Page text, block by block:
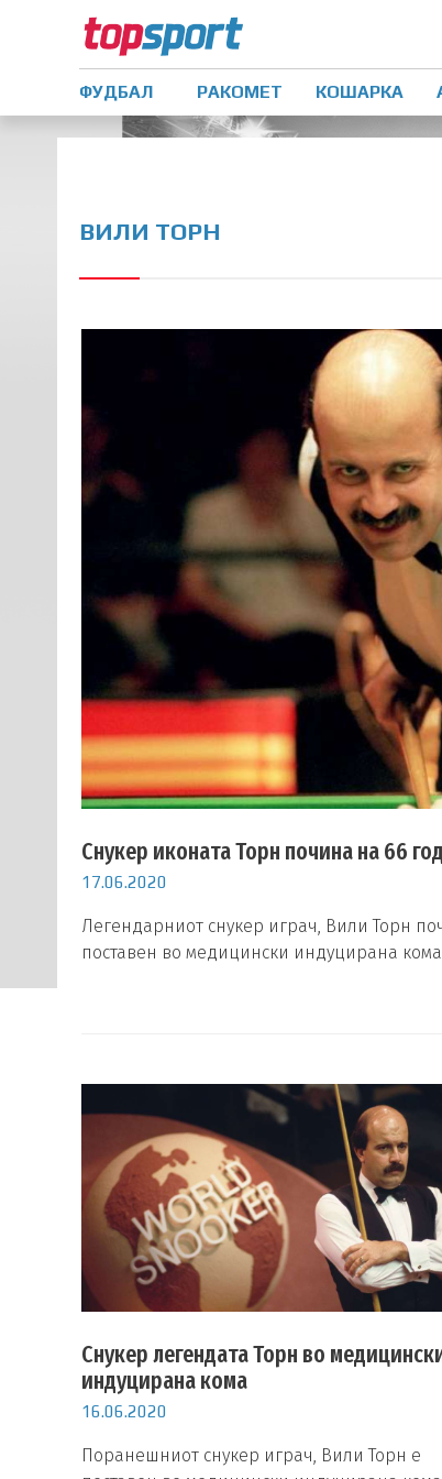
ФУДБАЛ РАКОМЕТ КОШАРКА
ВИЛИ ТОРН
Снукер иконата Торн почина на 66
17.06.2020
Легендарниот снукер играч, Вили Торн
поставен во медицински индуцирана
Снукер легендата Торн во
индуцирана кома
16.06.2020
Поранешниот снукер играч, Вили Торн е